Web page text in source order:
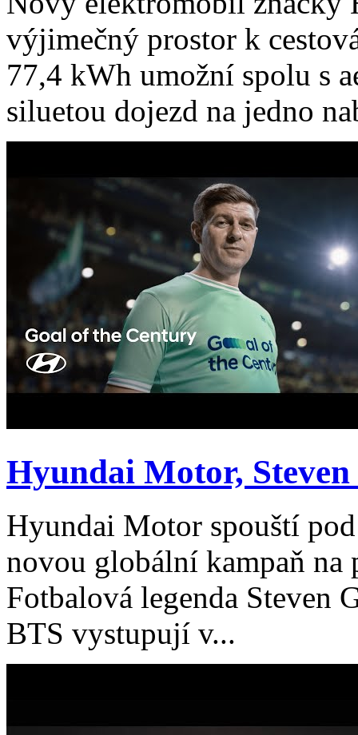
výjimečný prostor k
77,4 kWh umožní spolu s
siluetou dojezd na jedno
Hyundai Motor,
Hyundai Motor spouští
novou globální kampaň
Fotbalová legenda Steven
BTS vystupují v...